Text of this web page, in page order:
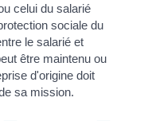
celui du salarié
sociale du
le salarié et
être maintenu ou
d'origine doit
sa mission.